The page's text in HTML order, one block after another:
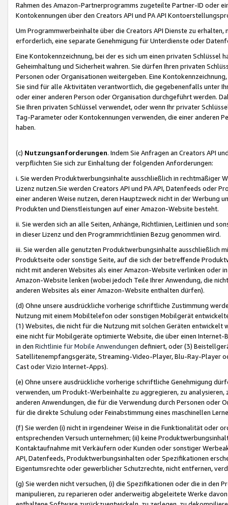
Rahmen des Amazon-Partnerprogramms zugeteilte Partner-ID oder
Kontokennungen über den Creators API und PA API
Um Programmwerbeinhalte über die Creators API Dienste zu
erforderlich, eine separate Genehmigung für Unterdienste oder
Eine Kontokennzeichnung, bei der es sich um einen privaten
Geheimhaltung und Sicherheit wahren. Sie dürfen Ihren privaten
Personen oder Organisationen weitergeben. Eine
Sie sind für alle Aktivitäten verantwortlich, die gegebenenfalls unter
oder einer anderen Person oder Organisation durchgeführt werden.
Sie Ihren privaten Schlüssel verwendet, oder wenn Ihr privater
Tag-Parameter oder Kontokennungen verwenden, die einer anderen
haben.
(c) Nutzungsanforderungen. Indem Sie Anfragen an Creators API
verpflichten Sie sich zur Einhaltung der folgenden Anforderungen:
i. Sie werden Produktwerbungsinhalte ausschließlich in rechtmäßiger
Lizenz nutzen.Sie werden Creators API und PA API, Datenfeeds oder
einer anderen Weise nutzen, deren Hauptzweck nicht in der Werbung
Produkten und Dienstleistungen auf einer Amazon-Website besteht.
ii. Sie werden sich an alle Seiten, Anhänge, Richtlinien, Leitlinien und
in dieser Lizenz und den Programmrichtlinien Bezug genommen wird.
iii. Sie werden alle genutzten Produktwerbungsinhalte ausschließlich
Produktseite oder sonstige Seite, auf die sich der betreffende
nicht mit anderen Websites als einer Amazon-Website verlinken oder
Amazon-Website lenken (wobei jedoch Teile Ihrer Anwendung, die
anderen Websites als einer Amazon-Website enthalten dürfen).
(d) Ohne unsere ausdrückliche vorherige schriftliche Zustimmung
Nutzung mit einem Mobiltelefon oder sonstigen Mobilgerät
(1) Websites, die nicht für die Nutzung mit solchen Geräten
eine nicht für Mobilgeräte optimierte Website, die über einen
in den Richtlinie für Mobile Anwendungen definiert, oder (3)
Satellitenempfangsgeräte, Streaming-Video-Player, Blu-Ray-Player
Cast oder Vizio Internet-Apps).
(e) Ohne unsere ausdrückliche vorherige schriftliche Genehmigung
verwenden, um Produkt-Werbeinhalte zu aggregieren, zu
anderen Anwendungen, die für die Verwendung durch Personen
für die direkte Schulung oder Feinabstimmung eines maschinellen
(f) Sie werden (i) nicht in irgendeiner Weise in die Funktionalität oder
entsprechenden Versuch unternehmen; (ii) keine
Kontaktaufnahme mit Verkäufern oder Kunden oder sonstiger
API, Datenfeeds, Produktwerbungsinhalten oder Spezifikationen
Eigentumsrechte oder gewerblicher Schutzrechte, nicht entfernen,
(g) Sie werden nicht versuchen, (i) die Spezifikationen oder die in
manipulieren, zu reparieren oder anderweitig abgeleitete Werke